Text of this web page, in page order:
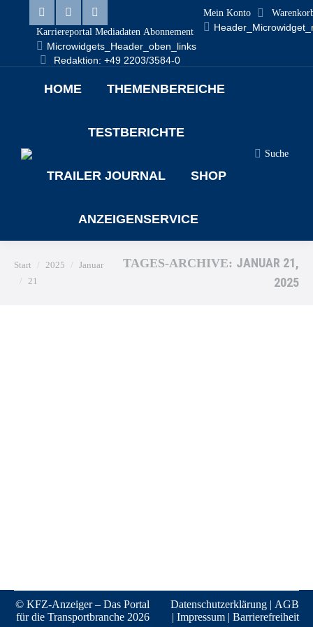
Karriereportal Mediadaten Abonnement
Microwidgets_Header_oben_links
Redaktion: +49 2203/3584-0
Mein Konto
HOME THEMENBEREICHE
TESTBERICHTE
TRAILER JOURNAL SHOP
ANZEIGENSERVICE
Suche
Sie befinden sich hier:
Start 2025
Januar
21
TAGES-ARCHIVE: JANUAR 21,
2025
© KFZ-Anzeiger – Das Portal
für die Transportbranche 2026
Datenschutzerklärung | AGB
| Impressum | Barrierefreiheit